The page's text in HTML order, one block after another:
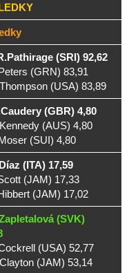
(SRI) 92,62
(GRN) 83,91
(USA) 83,89
(GBR) 4,80
(AUS) 4,80
(SUI) 4,80
(ITA) 17,59
(JAM) 17,33
(JAM) 17,02
(SVK)
(USA) 52,77
(JAM) 53,14